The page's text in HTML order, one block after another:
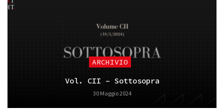
ARCHIVIO
Vol. CII – Sottosopra
30 Maggio 2024